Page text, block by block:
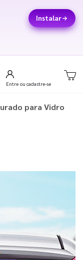
Instalar
Entre ou cadastre-se
para Vidro